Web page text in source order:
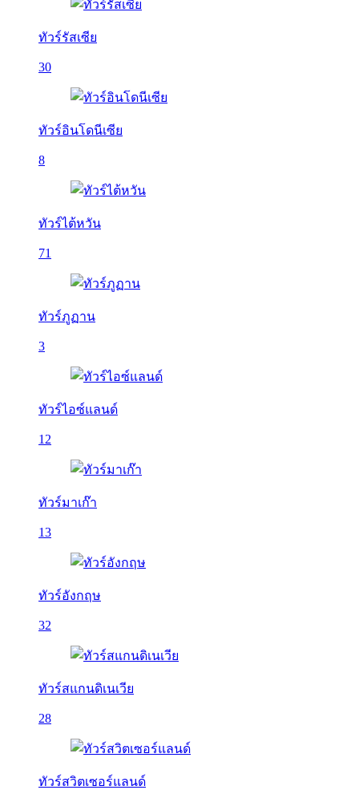
ทัวร์รัสเซีย
30
ทัวร์อินโดนีเซีย
8
ทัวร์ไต้หวัน
71
ทัวร์ภูฏาน
3
ทัวร์ไอซ์แลนด์
12
ทัวร์มาเก๊า
13
ทัวร์อังกฤษ
32
ทัวร์สแกนดิเนเวีย
28
ทัวร์สวิตเซอร์แลนด์